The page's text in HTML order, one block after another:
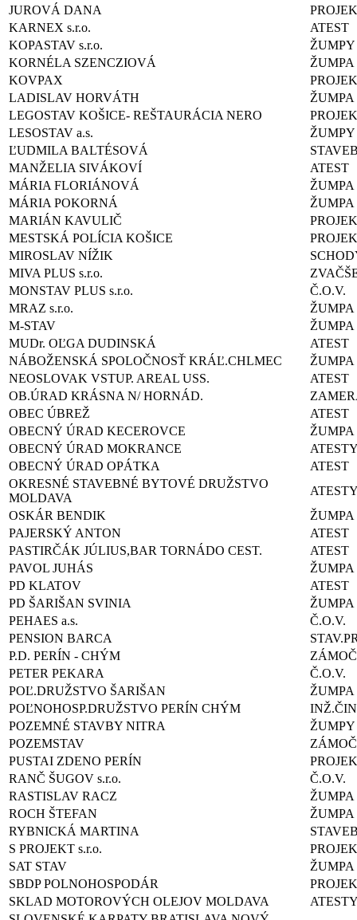
JUROVÁ DANA
KARNEX s.r.o.
ATEST
KOPASTAV s.r.o.
KORNÉLA SZENCZIOVÁ
ŽUMPA
KOVPAX
LADISLAV HORVÁTH
ŽUMPA
LEGOSTAV KOŠICE- REŠTAURÁCIA NERO
LESOSTAV a.s.
ŽUMPY
ĽUDMILA BALTÉSOVÁ
MANŽELIA SIVÁKOVÍ
ATEST
MÁRIA FLORIÁNOVÁ
ŽUMPA
MÁRIA POKORNÁ
ŽUMPA
MARIÁN KAVULIČ
MESTSKÁ POLÍCIA KOŠICE
MIROSLAV NÍŽIK
MIVA PLUS s.r.o.
MONSTAV PLUS s.r.o.
Č.O.V.
MRAZ s.r.o.
ŽUMPA
M-STAV
ŽUMPA
MUDr. OĽGA DUDINSKÁ
ATEST
NÁBOŽENSKÁ SPOLOČNOSŤ KRÁĽ.CHLMEC
ŽUMPA
NEOSLOVAK VSTUP. AREAL USS.
ATEST
OB.ÚRAD KRÁSNA N/ HORNÁD.
OBEC ÚBREŽ
ATEST
OBECNÝ ÚRAD KECEROVCE
ŽUMPA
OBECNÝ ÚRAD MOKRANCE
OBECNÝ ÚRAD OPÁTKA
ATEST
OKRESNÉ STAVEBNÉ BYTOVÉ DRUŽSTVO
MOLDAVA
OSKÁR BENDIK
ŽUMPA
PAJERSKÝ ANTON
ATEST
PASTIRČÁK JÚLIUS,BAR TORNÁDO CEST.
ATEST
PAVOL JUHÁS
ŽUMPA
PD KLATOV
ATEST
PD ŠARIŠAN SVINIA
ŽUMPA
PEHAES a.s.
Č.O.V.
PENSION BARCA
P.D. PERÍN - CHÝM
PETER PEKARA
Č.O.V.
POĽ.DRUŽSTVO ŠARIŠAN
ŽUMPA
POĽNOHOSP.DRUŽSTVO PERÍN CHÝM
POZEMNÉ STAVBY NITRA
POZEMSTAV
PUSTAI ZDENO PERÍN
RANČ ŠUGOV s.r.o.
Č.O.V.
RASTISLAV RACZ
ŽUMPA
ROCH ŠTEFAN
ŽUMPA
RYBNICKÁ MARTINA
S PROJEKT s.r.o.
SAT STAV
ŽUMPA
SBDP POLNOHOSPODÁR
SKLAD MOTOROVÝCH OLEJOV MOLDAVA